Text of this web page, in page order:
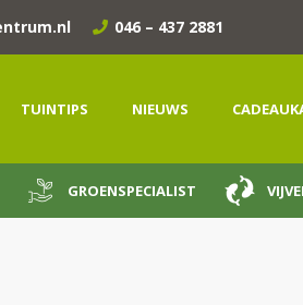
046 – 437 2881
TUINTIPS NIEUWS
GROENSPECIALIST